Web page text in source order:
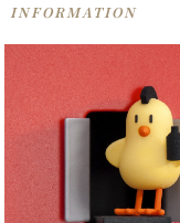
INFORMATION